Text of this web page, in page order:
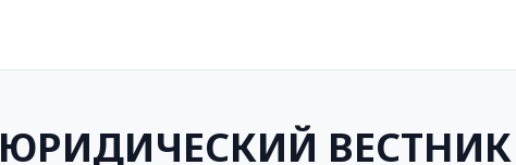
ЮРИДИЧЕСКИЙ ВЕСТНИК